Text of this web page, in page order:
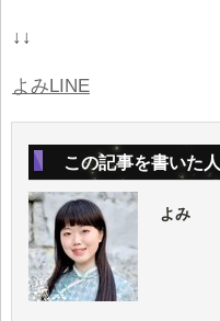
↓↓
よみLINE
この記事を書いた人
よみ